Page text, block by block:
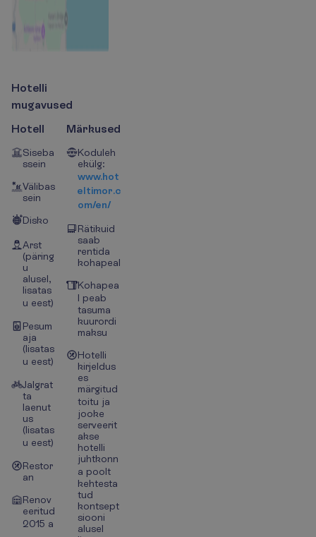
Hotelli
mugavused
Hotell
Siseba
ssein
Välibas
sein
Disko
Arst
(päring
u
alusel,
lisatas
u eest)
Pesum
aja
(lisatas
u eest)
Jalgrat
ta
laenut
us
(lisatas
u eest)
Restor
an
Renov
eeritud
2015 a
Märkused
Koduleh
ekülg:
www.hot
eltimor.c
om/en/
Rätikuid
saab
rentida
kohapeal
Kohapea
l peab
tasuma
kuurordi
maksu
Hotelli
kirjeldus
es
märgitud
toitu ja
jooke
serveerit
akse
hotelli
juhtkonn
a poolt
kehtesta
tud
kontsept
siooni
alusel